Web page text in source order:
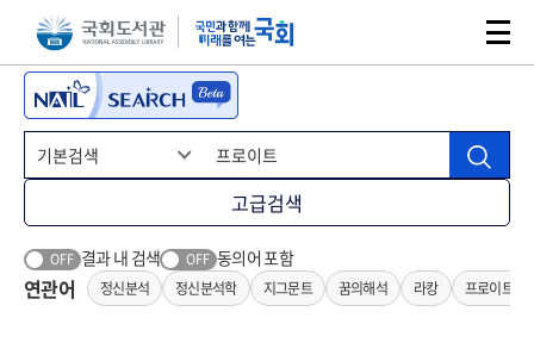
본문 바로가기주메뉴 바로가기
고급검색
OFF 결과 내 검색 OFF 동의어 포함
연관어 정신분석 정신분석학 지그문트 꿈의해석 라캉 프로이트이